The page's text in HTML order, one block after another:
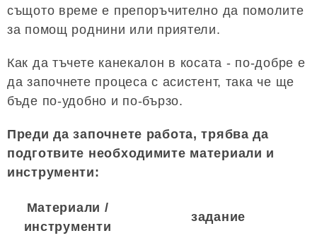
същото време е препоръчително да помолите
за помощ роднини или приятели.
Как да тъчете канекалон в косата - по-добре е
да започнете процеса с асистент, така че ще
бъде по-удобно и по-бързо.
Преди да започнете работа, трябва да
подготвите необходимите материали и
инструменти:
Материали /
инструменти
задание